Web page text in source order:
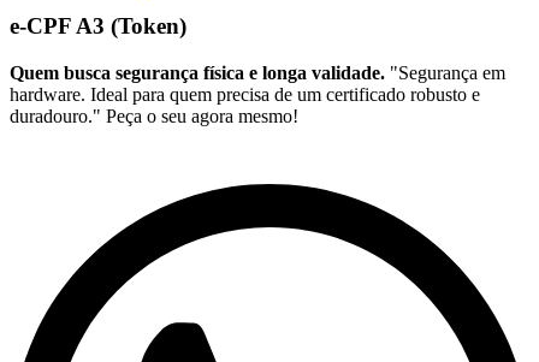
e-CPF A3 (Token)
Quem busca segurança física e longa validade. "Segurança em
hardware. Ideal para quem precisa de um certificado robusto e
duradouro." Peça o seu agora mesmo!